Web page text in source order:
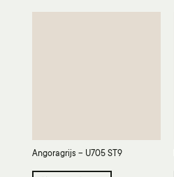
Angoragrijs – U705 ST9